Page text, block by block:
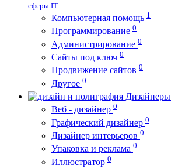
сферы IT
Компьютерная помощь 1
Программирование 0
Администрирование 0
Сайты под ключ 0
Продвижение сайтов 0
Другое 0
Дизайнеры
Веб - дизайнер 0
Графический дизайнер 0
Дизайнер интерьеров 0
Упаковка и реклама 0
Иллюстратор 0